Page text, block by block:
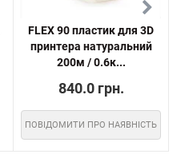
FLEX 90 пластик для 3D
принтера натуральний
200м / 0.6к...
840.0 грн.
ПОВІДОМИТИ ПРО НАЯВНІСТЬ